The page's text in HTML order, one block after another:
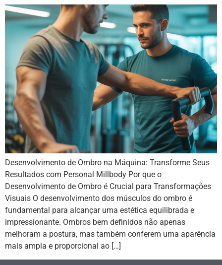
Desenvolvimento de Ombro na Máquina: Transforme Seus
Resultados com Personal Millbody Por que o
Desenvolvimento de Ombro é Crucial para Transformações
Visuais O desenvolvimento dos músculos do ombro é
fundamental para alcançar uma estética equilibrada e
impressionante. Ombros bem definidos não apenas
melhoram a postura, mas também conferem uma aparência
mais ampla e proporcional ao […]